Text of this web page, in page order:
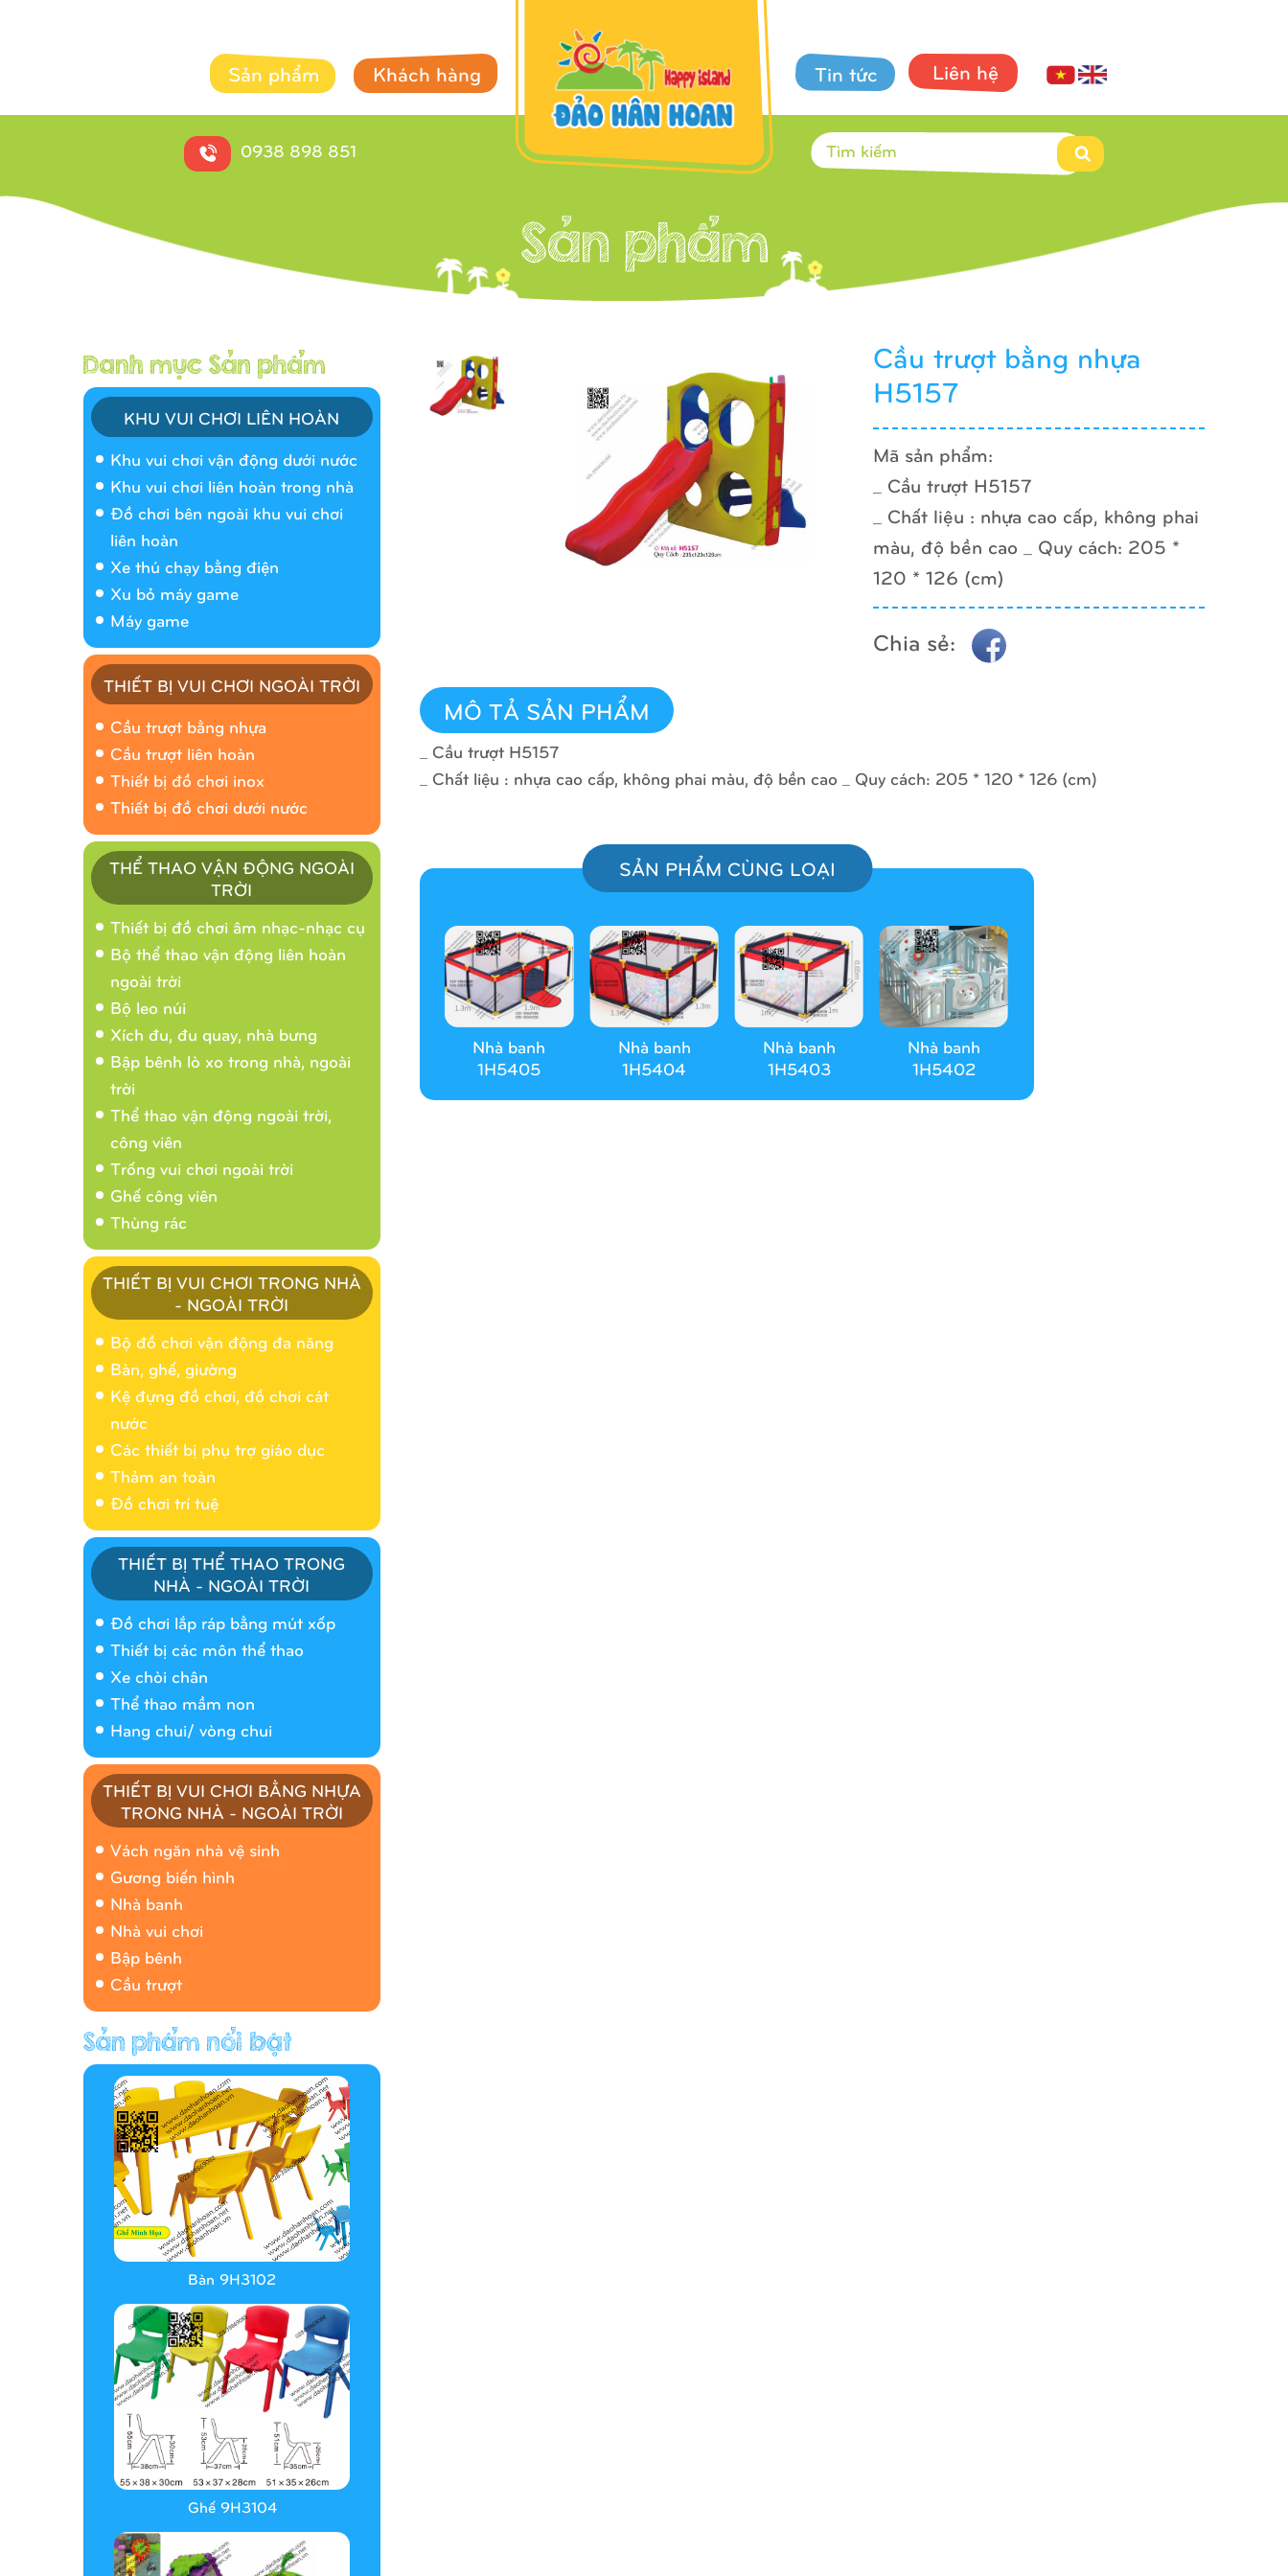
Sản phẩm Khách hàng Tin tức Liên hệ
0938 898 851
KHU VUI CHƠI LIÊN HOÀN
Khu vui chơi vận động dưới nước
Khu vui chơi liên hoàn trong nhà
Đồ chơi bên ngoài khu vui chơi
liên hoàn
Xe thú chạy bằng điện
Xu bỏ máy game
Máy game
THIẾT BỊ VUI CHƠI NGOÀI TRỜI
Cầu trượt bằng nhựa
Cầu trượt liên hoàn
Thiết bị đồ chơi inox
Thiết bị đồ chơi dưới nước
THỂ THAO VẬN ĐỘNG NGOÀI
TRỜI
Thiết bị đồ chơi âm nhạc-nhạc cụ
Bộ thể thao vận động liên hoàn
ngoài trời
Bộ leo núi
Xích đu, đu quay, nhà bưng
Bập bênh lò xo trong nhà, ngoài
trời
Thể thao vận động ngoài trời,
công viên
Trống vui chơi ngoài trời
Ghế công viên
Thùng rác
THIẾT BỊ VUI CHƠI TRONG NHÀ
- NGOÀI TRỜI
Bộ đồ chơi vận động đa năng
Bàn, ghế, giường
Kệ đựng đồ chơi, đồ chơi cát
nước
Các thiết bị phụ trợ giáo dục
Thảm an toàn
Đồ chơi trí tuệ
THIẾT BỊ THỂ THAO TRONG
NHÀ - NGOÀI TRỜI
Đồ chơi lắp ráp bằng mút xốp
Thiết bị các môn thể thao
Xe chòi chân
Thể thao mầm non
Hang chui/ vòng chui
THIẾT BỊ VUI CHƠI BẰNG NHỰA
TRONG NHÀ - NGOÀI TRỜI
Vách ngăn nhà vệ sinh
Gương biến hình
Nhà banh
Nhà vui chơi
Bập bênh
Cầu trượt
Nhà banh 9H5404
Nhà banh 9H5408
Hàng rào/nhà banh 9H5412
Bàn 9H3102
Ghế 9H3104
Cầu trượt bằng nhựa
H5157
Mã sản phẩm:
_ Cầu trượt H5157
_ Chất liệu : nhựa cao cấp, không phai
màu, độ bền cao _ Quy cách: 205 *
120 * 126 (cm)
Chia sẻ:
MÔ TẢ SẢN PHẨM
_ Cầu trượt H5157
_ Chất liệu : nhựa cao cấp, không phai màu, độ bền cao _ Quy cách: 205 * 120 * 126 (cm)
SẢN PHẨM CÙNG LOẠI
Nhà banh
1H5405
Nhà banh
1H5404
Nhà banh
1H5403
Nhà banh
1H5402